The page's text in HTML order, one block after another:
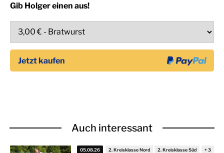
Gib Holger einen aus!
Auch interessant
05.08.26 2. Kreisklasse Nord 2. Kreisklasse Süd